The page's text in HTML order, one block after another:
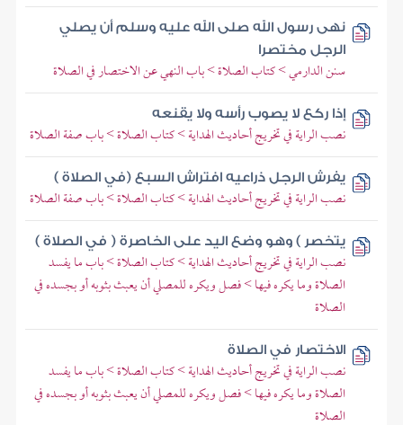
نهى رسول الله صلى الله عليه وسلم أن يصلي
الرجل مختصرا
سنن الدارمي > كتاب الصلاة > باب النهي عن الاختصار في الصلاة
إذا ركع لا يصوب رأسه ولا يقنعه
نصب الراية في تخريج أحاديث الهداية > كتاب الصلاة > باب صفة الصلاة
يفرش الرجل ذراعيه افتراش السبع (في الصلاة )
نصب الراية في تخريج أحاديث الهداية > كتاب الصلاة > باب صفة الصلاة
يتخصر ) وهو وضع اليد على الخاصرة ( في الصلاة )
نصب الراية في تخريج أحاديث الهداية > كتاب الصلاة > باب ما يفسد
الصلاة وما يكره فيها > فصل ويكره للمصلي أن يعبث بثوبه أو بجسده في
الصلاة
الاختصار في الصلاة
نصب الراية في تخريج أحاديث الهداية > كتاب الصلاة > باب ما يفسد
الصلاة وما يكره فيها > فصل ويكره للمصلي أن يعبث بثوبه أو بجسده في
الصلاة